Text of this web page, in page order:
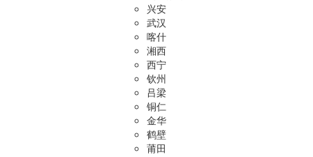
兴安
武汉
喀什
湘西
西宁
钦州
吕梁
铜仁
金华
鹤壁
莆田